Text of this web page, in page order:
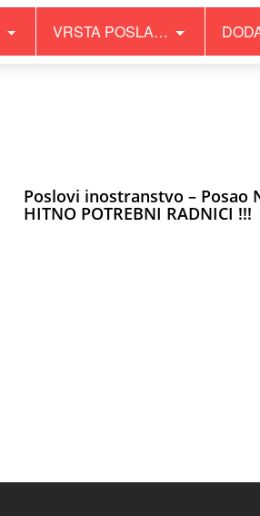
VRSTA POSLA…
Poslovi inostranstvo – Posao
HITNO POTREBNI RADNICI !!!